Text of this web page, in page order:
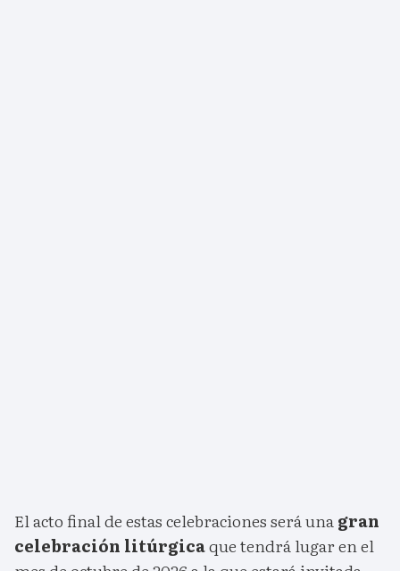
El acto final de estas celebraciones será unagran
celebración litúrgicaque tendrá lugar en el